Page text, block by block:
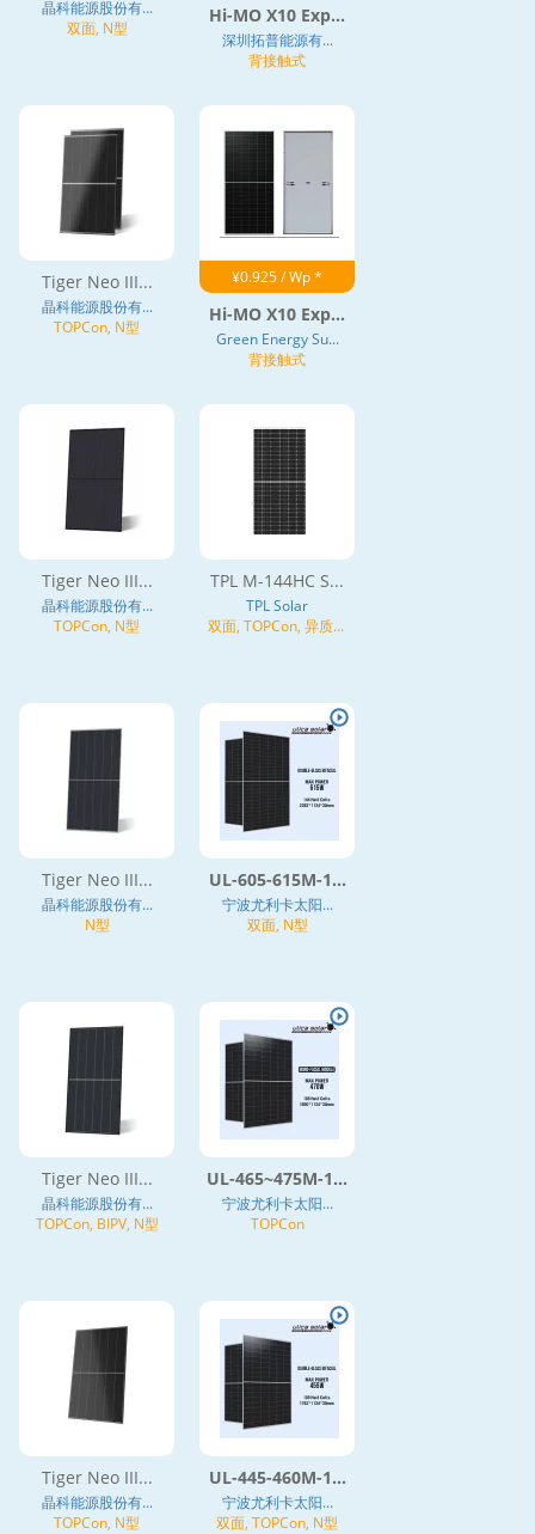
晶科能源股份有...
双面, N型
Hi-MO X10 Exp...
深圳拓普能源有...
背接触式
Tiger Neo III...
晶科能源股份有...
TOPCon, N型
¥0.925 / Wp *
Hi-MO X10 Exp...
Green Energy Su...
背接触式
Tiger Neo III...
晶科能源股份有...
TOPCon, N型
TPL M-144HC S...
TPL Solar
双面, TOPCon, 异质结
Tiger Neo III...
晶科能源股份有...
N型
UL-605-615M-1...
宁波尤利卡太阳...
双面, N型
Tiger Neo III...
晶科能源股份有...
TOPCon, BIPV, N型
UL-465~475M-1...
宁波尤利卡太阳...
TOPCon
Tiger Neo III...
晶科能源股份有...
TOPCon, N型
UL-445-460M-1...
宁波尤利卡太阳...
双面, TOPCon, N型